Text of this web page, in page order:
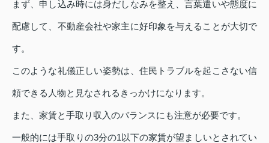
まず、申し込み時には身だしなみを整え、言葉遣いや態度に
配慮して、不動産会社や家主に好印象を与えることが大切で
す。
このような礼儀正しい姿勢は、住民トラブルを起こさない信
頼できる人物と見なされるきっかけになります。
また、家賃と手取り収入のバランスにも注意が必要です。
一般的には手取りの3分の1以下の家賃が望ましいとされてい